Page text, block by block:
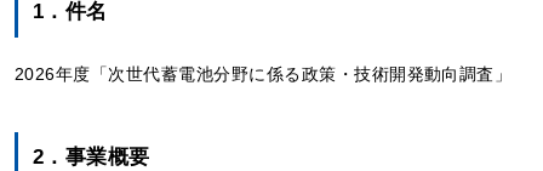
1．件名
2026年度「次世代蓄電池分野に係る政策・技術開発動向調査」
2．事業概要